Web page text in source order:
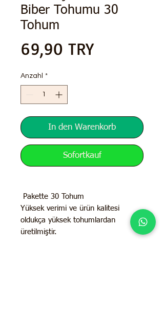
Biber Tohumu 30
Tohum
69,90 TRYPreis
Anzahl *
In den Warenkorb
Sofortkauf
Pakette 30 Tohum
Yüksek verimi ve ürün kalitesi
oldukça yüksek tohumlardan
üretilmiştir.